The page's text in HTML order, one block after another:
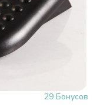
29 Бонусов